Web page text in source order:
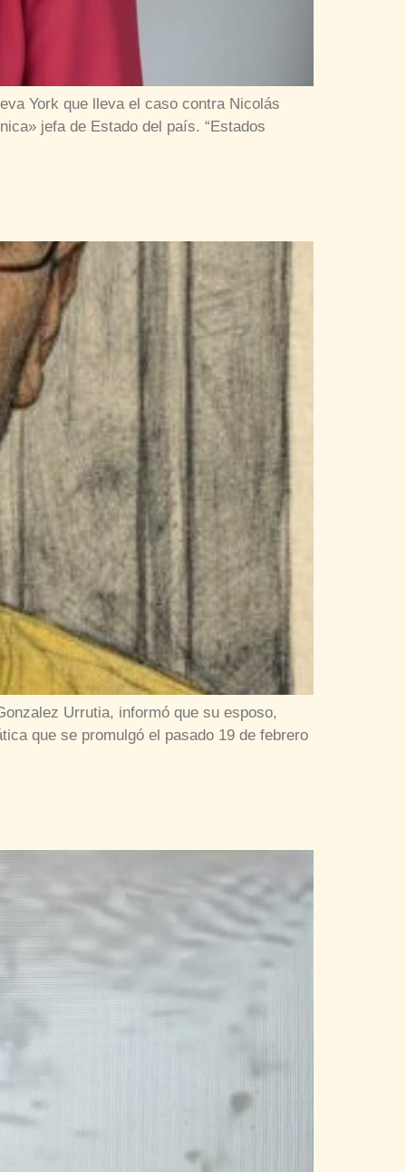
York que lleva el caso contra Nicolás
jefa de Estado del país. “Estados
Urrutia, informó que su esposo,
que se promulgó el pasado 19 de febrero